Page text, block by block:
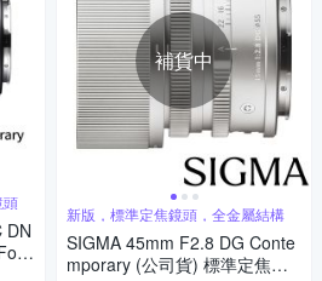
頭
DN
補貨中
新版，標準定焦鏡頭，全金屬結構
SIGMA 45mm F2.8 DG Conte
mporary (公司貨) 標準定焦鏡